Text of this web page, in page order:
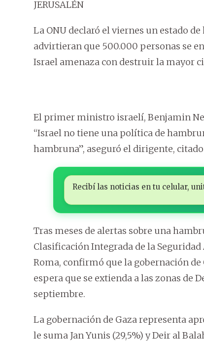
JERUSALÉN
La ONU declaró el viernes un estado
advirtieran que 500.000 personas se
Israel amenaza con destruir la mayor
El primer ministro israelí, Benjamin
“Israel no tiene una política de
hambruna”, aseguró el dirigente,
Recibí las noticias en tu celular,
Tras meses de alertas sobre una
Clasificación Integrada de la
Roma, confirmó que la gobernación
espera que se extienda a las zonas de
septiembre.
La gobernación de Gaza representa
le suma Jan Yunis (29,5%) y Deir al